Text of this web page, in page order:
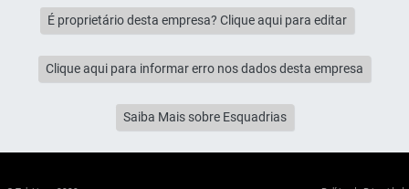
É proprietário desta empresa? Clique aqui para editar
Clique aqui para informar erro nos dados desta empresa
Saiba Mais sobre Esquadrias